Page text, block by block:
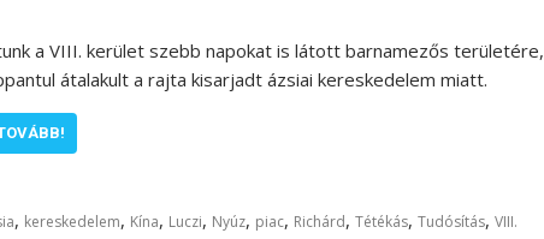
a VIII. kerület szebb napokat is látott barnamezős területére,
átalakult a rajta kisarjadt ázsiai kereskedelem miatt.
, kereskedelem, Kína, Luczi, Nyúz, piac, Richárd, Tétékás, Tudósítás, VIII.